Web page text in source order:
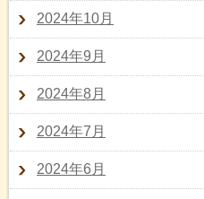
2024年10月
2024年9月
2024年8月
2024年7月
2024年6月